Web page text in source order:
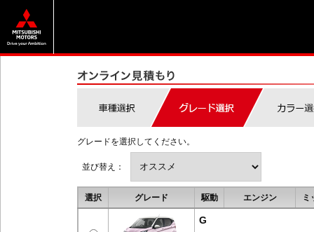
グレードを選択してください。
並び替え：
選択 グレード 駆動 エンジン ミ
G